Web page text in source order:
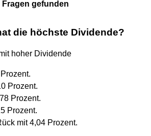
Fragen gefunden
die höchste Dividende?
hoher Dividende
Prozent.
Prozent.
Prozent.
mit 4,04 Prozent.